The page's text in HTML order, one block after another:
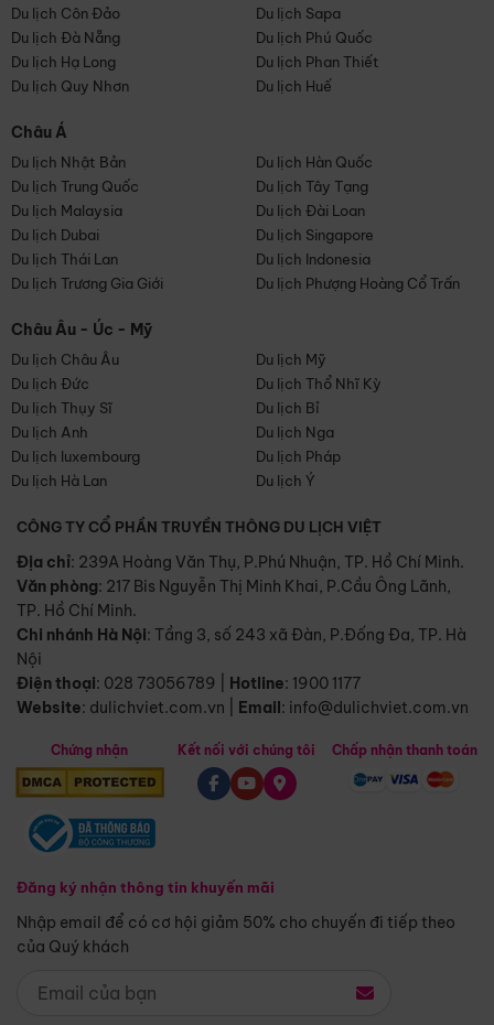
Du lịch Côn Đảo
Du lịch Sapa
Du lịch Đà Nẵng
Du lịch Phú Quốc
Du lịch Hạ Long
Du lịch Phan Thiết
Du lịch Quy Nhơn
Du lịch Huế
Châu Á
Du lịch Nhật Bản
Du lịch Hàn Quốc
Du lịch Trung Quốc
Du lịch Tây Tạng
Du lịch Malaysia
Du lịch Đài Loan
Du lịch Dubai
Du lịch Singapore
Du lịch Thái Lan
Du lịch Indonesia
Du lịch Trương Gia Giới
Du lịch Phượng Hoàng Cổ Trấn
Châu Âu - Úc - Mỹ
Du lịch Châu Âu
Du lịch Mỹ
Du lịch Đức
Du lịch Thổ Nhĩ Kỳ
Du lịch Thụy Sĩ
Du lịch Bỉ
Du lịch Anh
Du lịch Nga
Du lịch luxembourg
Du lịch Pháp
Du lịch Hà Lan
Du lịch Ý
CÔNG TY CỔ PHẦN TRUYỀN THÔNG DU LỊCH VIỆT
Địa chỉ: 239A Hoàng Văn Thụ, P.Phú Nhuận, TP. Hồ Chí Minh.
Văn phòng: 217 Bis Nguyễn Thị Minh Khai, P.Cầu Ông Lãnh,
TP. Hồ Chí Minh.
Chi nhánh Hà Nội: Tầng 3, số 243 xã Đàn, P.Đống Đa, TP. Hà
Nội
Điện thoại: 028 73056789 Hotline: 1900 1177
Website: dulichviet.com.vn Email: info@dulichviet.com.vn
Chứng nhận
Đăng ký nhận thông tin khuyến mãi
Nhập email để có cơ hội giảm 50% cho chuyến đi tiếp theo
của Quý khách
Kết nối với chúng tôi Chấp nhận thanh toán